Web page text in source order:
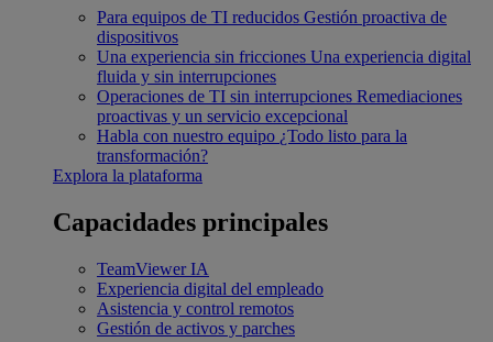
Para equipos de TI reducidos Gestión proactiva de
dispositivos
Una experiencia sin fricciones Una experiencia digital
fluida y sin interrupciones
Operaciones de TI sin interrupciones Remediaciones
proactivas y un servicio excepcional
Habla con nuestro equipo ¿Todo listo para la
transformación?
Explora la plataforma
Capacidades principales
TeamViewer IA
Experiencia digital del empleado
Asistencia y control remotos
Gestión de activos y parches